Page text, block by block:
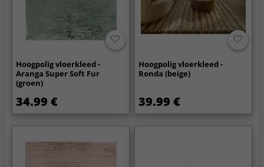
Hoogpolig vloerkleed -
Aranga Super Soft Fur
(groen)
34.99 €
Hoogpolig vloerkleed -
Ronda (beige)
39.99 €